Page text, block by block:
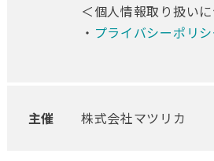
＜個人情報取り扱い
・ プライバシーポリ
主催 株式会社マツリカ